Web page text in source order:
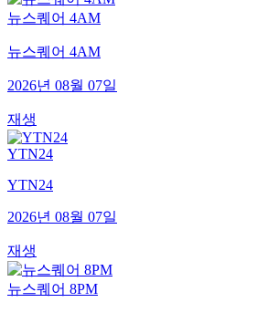
뉴스퀘어 4AM
뉴스퀘어 4AM
2026년 08월 07일
재생
YTN24
YTN24
2026년 08월 07일
재생
뉴스퀘어 8PM